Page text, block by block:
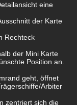
eine
der Karte
Rechteck
der Mini Karte
Position an.
geht, öffnet
Arbiter
zentriert sich die